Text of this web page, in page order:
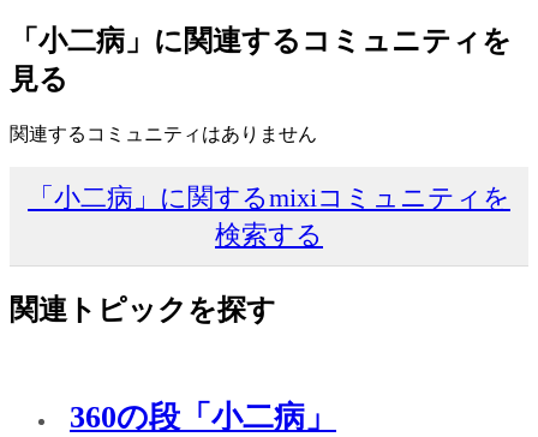
「小二病」に関連するコミュニティを
見る
関連するコミュニティはありません
「小二病」に関するmixiコミュニティを
検索する
関連トピックを探す
360の段「小二病」